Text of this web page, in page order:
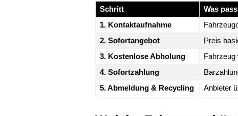
Schritt Was
1. Kontaktaufnahme
2. Sofortangebot
Preis
3. Kostenlose Abholung
Fahrzeug
4. Sofortzahlung
5. Abmeldung & Recycling
Anbieter